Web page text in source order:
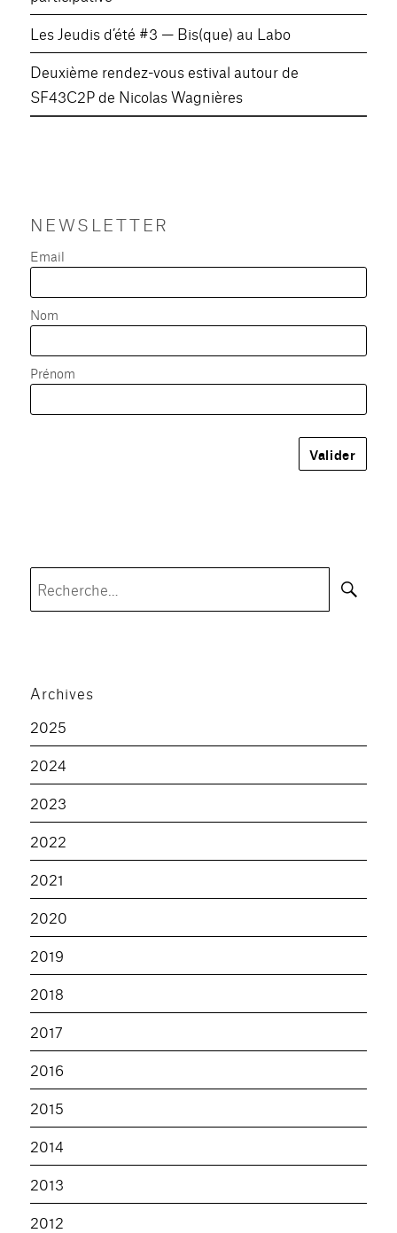
Les Jeudis d’été #3 — Bis(que) au Labo
Deuxième rendez-vous estival autour de
SF43C2P de Nicolas Wagnières
NEWSLETTER
Email
Nom
Prénom
pour :
Archives
2025
2024
2023
2022
2021
2020
2019
2018
2017
2016
2015
2014
2013
2012